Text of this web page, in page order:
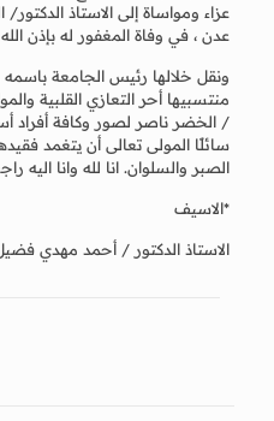
عزاء ومواساة إلى الاستاذ
عدن ، في وفاة المغفور له بإذن
ونقل خلالها رئيس الجامعة
منتسبيها أحر التعازي القلبية
/ الخضر ناصر لصور وكافة أفراد
سائلًا المولى تعالى أن يتغمد
الصبر والسلوان. انا لله وانا اليه
*الاسيف
الاستاذ الدكتور / أحمد مهدي